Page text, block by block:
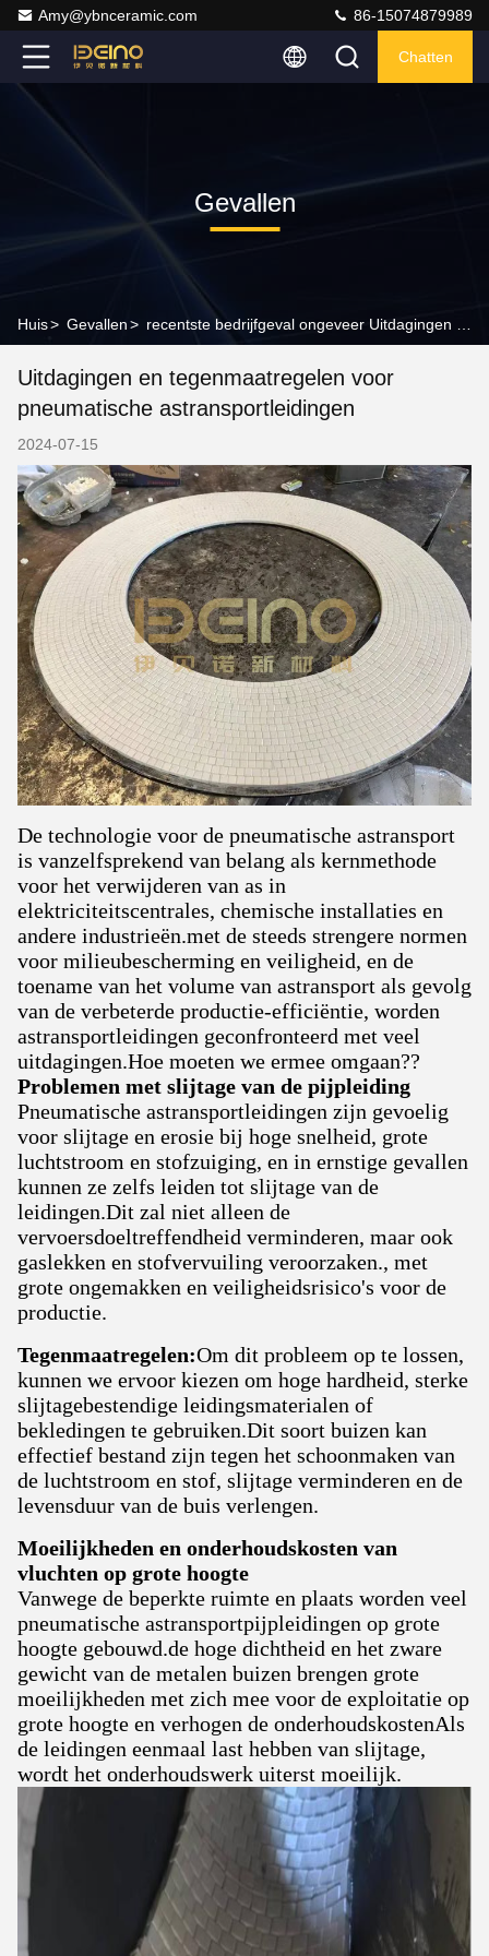
Amy@ybnceramic.com 86-15074879989
Chatten
Gevallen
Huis> Gevallen>
Uitdagingen en tegenmaatregelen voor
pneumatische astransportleidingen
2024-07-15
De technologie voor de pneumatische astransport
is vanzelfsprekend van belang als kernmethode
voor het verwijderen van as in
elektriciteitscentrales, chemische installaties en
andere industrieën.met de steeds strengere normen
voor milieubescherming en veiligheid, en de
toename van het volume van astransport als gevolg
van de verbeterde productie-efficiëntie, worden
astransportleidingen geconfronteerd met veel
uitdagingen.Hoe moeten we ermee omgaan??
Problemen met slijtage van de pijpleiding
Pneumatische astransportleidingen zijn gevoelig
voor slijtage en erosie bij hoge snelheid, grote
luchtstroom en stofzuiging, en in ernstige gevallen
kunnen ze zelfs leiden tot slijtage van de
leidingen.Dit zal niet alleen de
vervoersdoeltreffendheid verminderen, maar ook
gaslekken en stofvervuiling veroorzaken., met
grote ongemakken en veiligheidsrisico's voor de
productie.
Tegenmaatregelen:Om dit probleem op te lossen,
kunnen we ervoor kiezen om hoge hardheid, sterke
slijtagebestendige leidingsmaterialen of
bekledingen te gebruiken.Dit soort buizen kan
effectief bestand zijn tegen het schoonmaken van
de luchtstroom en stof, slijtage verminderen en de
levensduur van de buis verlengen.
Moeilijkheden en onderhoudskosten van
vluchten op grote hoogte
Vanwege de beperkte ruimte en plaats worden veel
pneumatische astransportpijpleidingen op grote
hoogte gebouwd.de hoge dichtheid en het zware
gewicht van de metalen buizen brengen grote
moeilijkheden met zich mee voor de exploitatie op
grote hoogte en verhogen de onderhoudskostenAls
de leidingen eenmaal last hebben van slijtage,
wordt het onderhoudswerk uiterst moeilijk.